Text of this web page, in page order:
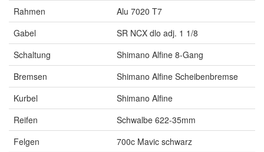
Rahmen
Alu 7020 T7
Gabel
SR NCX dlo adj. 1 1/8
Schaltung
Shimano Alfine 8-Gang
Bremsen
Shimano Alfine Scheibenbremse
Kurbel
Shimano Alfine
Reifen
Schwalbe 622-35mm
Felgen
700c Mavic schwarz